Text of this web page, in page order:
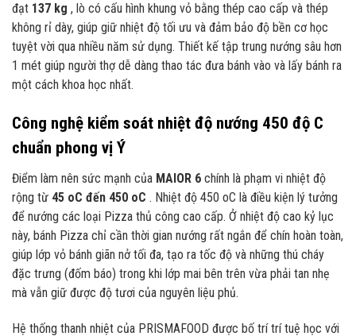
đạt 137 kg , lò có cấu hình khung vỏ bằng thép cao cấp và thép
không rỉ dày, giúp giữ nhiệt độ tối ưu và đảm bảo độ bền cơ học
tuyệt vời qua nhiều năm sử dụng. Thiết kế tập trung nướng sâu hơn
1 mét giúp người thợ dễ dàng thao tác đưa bánh vào và lấy bánh ra
một cách khoa học nhất.
Công nghệ kiểm soát nhiệt độ nướng 450 độ C
chuẩn phong vị Ý
Điểm làm nên sức mạnh của MAIOR 6 chính là phạm vi nhiệt độ
rộng từ 45 oC đến 450 oC . Nhiệt độ 450 oC là điều kiện lý tưởng
để nướng các loại Pizza thủ công cao cấp. Ở nhiệt độ cao kỷ lục
này, bánh Pizza chỉ cần thời gian nướng rất ngắn để chín hoàn toàn,
giúp lớp vỏ bánh giãn nở tối đa, tạo ra tốc độ và những thú cháy
đặc trưng (đốm báo) trong khi lớp mai bên trên vừa phải tan nhẹ
mà vẫn giữ được độ tươi của nguyên liệu phủ.
Hệ thống thanh nhiệt của PRISMAFOOD được bố trí trí tuệ học với